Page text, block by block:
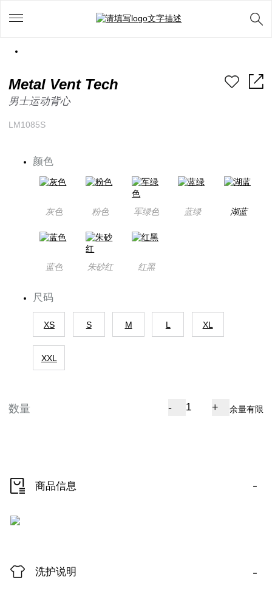
Metal Vent Tech
男士运动背心
LM1085S
颜色
灰色 粉色 军绿色 蓝绿 湖蓝
蓝色 朱砂红 红黑
尺码
XS S M L XL
XXL
数量 - + 余量有限
商品信息 -
洗护说明 -